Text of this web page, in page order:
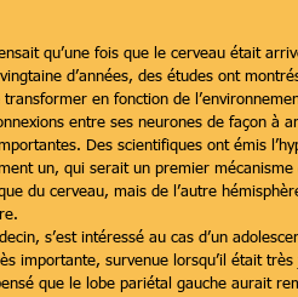
qu’une fois que le cerveau était
d’années, des études ont
transformer en fonction de
entre ses neurones de façon à
Des scientifiques ont émis
un, qui serait un premier mécanisme
du cerveau, mais de l’autre
s’est intéressé au cas d’un
importante, survenue lorsqu’il était
que le lobe pariétal gauche aurait